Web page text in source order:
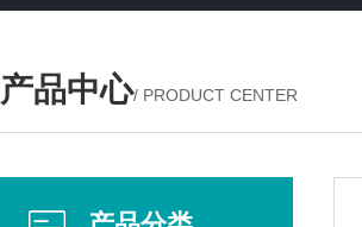
产品中心/ PRODUCT CENTER